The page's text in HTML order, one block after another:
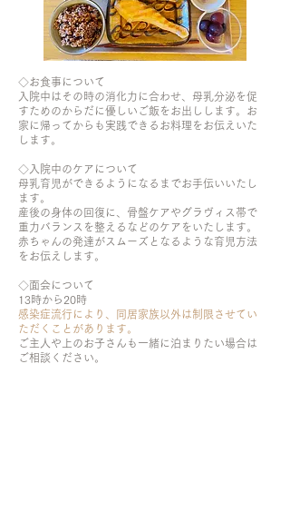
◇お食事について
入院中はその時の消化力に合わせ、母乳分泌を促
すためのからだに優 しいご飯をお出しします。お
家に帰ってからも実践できるお料理をお伝えいた
します。
◇入院中のケアについて
母乳育児ができるようになるまでお手伝いいたし
ます。
産後の身体の回復に、骨盤ケアやグラヴィス帯で
重力バランスを整え るなどのケアをいたします。
赤ちゃんの発達がスムーズとなるような育児方法
をお伝えします。
◇面会について
13時から20時
感染症流行により、同居家族以外は制限させてい
ただくことがあります。
ご主人や上のお子さんも一緒に泊まりたい場合は
ご相談ください。